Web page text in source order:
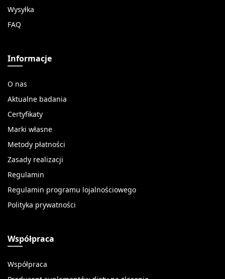
Wysyłka
FAQ
Informacje
O nas
Aktualne badania
Certyfikaty
Marki własne
Metody płatności
Zasady realizacji
Regulamin
Regulamin programu lojalnościowego
Polityka prywatności
Współpraca
Współpraca